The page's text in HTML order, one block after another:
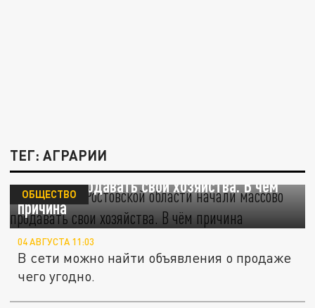
ТЕГ: АГРАРИИ
Фермеры в Ростовской области начали
массово продавать свои хозяйства. В чём
причина
ОБЩЕСТВО
04 АВГУСТА 11:03
В сети можно найти объявления о продаже
чего угодно.